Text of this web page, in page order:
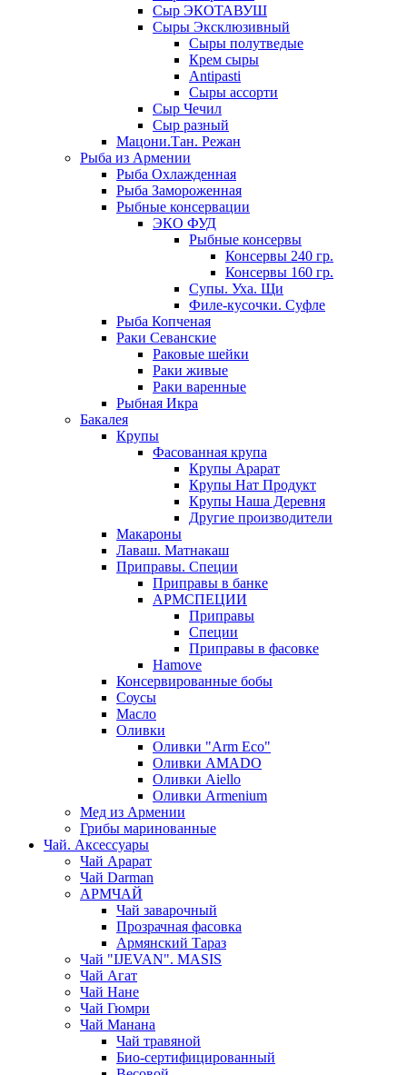
Сыр ЭКОТАВУШ
Сыры Эксклюзивный
Сыры полутведые
Крем сыры
Antipasti
Сыры ассорти
Сыр Чечил
Сыр разный
Мацони.Тан. Режан
Рыба из Армении
Рыба Охлажденная
Рыба Замороженная
Рыбные консервации
ЭКО ФУД
Рыбные консервы
Консервы 240 гр.
Консервы 160 гр.
Супы. Уха. Щи
Филе-кусочки. Суфле
Рыба Копченая
Раки Севанские
Раковые шейки
Раки живые
Раки варенные
Рыбная Икра
Бакалея
Крупы
Фасованная крупа
Крупы Арарат
Крупы Нат Продукт
Крупы Наша Деревня
Другие производители
Макароны
Лаваш. Матнакаш
Приправы. Специи
Приправы в банке
АРМСПЕЦИИ
Приправы
Специи
Приправы в фасовке
Hamove
Консервированные бобы
Соусы
Масло
Оливки
Оливки "Arm Eco"
Оливки AMADO
Оливки Aiello
Оливки Armenium
Мед из Армении
Грибы маринованные
Чай. Аксессуары
Чай Арарат
Чай Darman
АРМЧАЙ
Чай заварочный
Прозрачная фасовка
Армянский Тараз
Чай "IJEVAN". MASIS
Чай Агат
Чай Нане
Чай Гюмри
Чай Манана
Чай травяной
Био-сертифицированный